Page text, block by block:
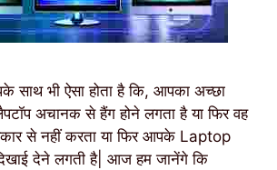
साथ भी ऐसा होता है कि, आपका अच्छा
अचानक से हैंग होने लगता है या फिर वह
से नहीं करता या फिर आपके Laptop
देने लगती है| आज हम जानेंगे कि